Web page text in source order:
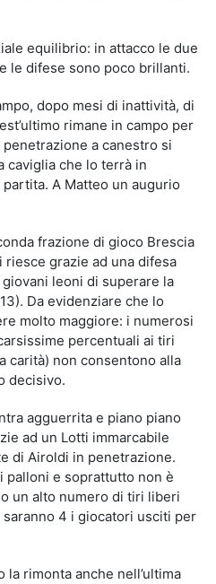
equilibrio: in attacco le due
le difese sono poco brillanti.
dopo mesi di inattività, di
rimane in campo per
a canestro si
caviglia che lo terrà in
A Matteo un augurio
frazione di gioco Brescia
riesce grazie ad una difesa
leoni di superare la
Da evidenziare che lo
molto maggiore: i numerosi
percentuali ai tiri
carità) non consentono alla
decisivo.
agguerrita e piano piano
ad un Lotti immarcabile
di Airoldi in penetrazione.
palloni e soprattutto non è
un alto numero di tiri liberi
4 i giocatori usciti per
la rimonta anche nell’ultima